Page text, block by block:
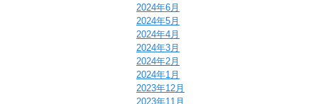
2024年6月
2024年5月
2024年4月
2024年3月
2024年2月
2024年1月
2023年12月
2023年11月